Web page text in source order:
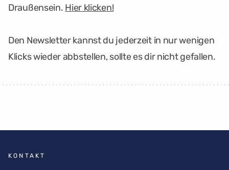
Draußensein. Hier klicken!
Den Newsletter kannst du jederzeit in nur wenigen
Klicks wieder abbstellen, sollte es dir nicht gefallen.
KONTAKT